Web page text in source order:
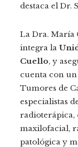
destaca el Dr.
La Dra. María
integra la
Cuello, y
cuenta con
Tumores de
especialistas
maxilofacial,
patológica y